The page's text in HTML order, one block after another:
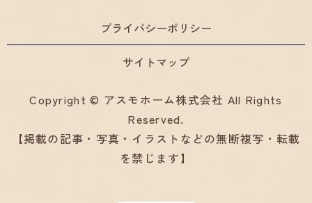
プライバシーポリシー
サイトマップ
Copyright © アスモホーム株式会社 All Rights
Reserved.
【掲載の記事・写真・イラストなどの無断複写・転載
を禁じます】